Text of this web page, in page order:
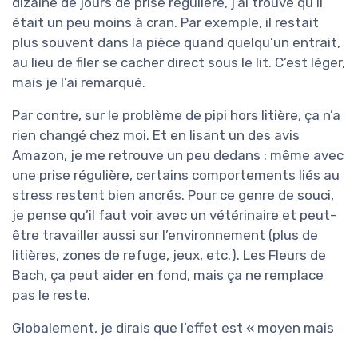
était un peu moins à cran. Par exemple, il restait
plus souvent dans la pièce quand quelqu’un entrait,
au lieu de filer se cacher direct sous le lit. C’est léger,
mais je l’ai remarqué.
Par contre, sur le problème de pipi hors litière, ça n’a
rien changé chez moi. Et en lisant un des avis
Amazon, je me retrouve un peu dedans : même avec
une prise régulière, certains comportements liés au
stress restent bien ancrés. Pour ce genre de souci,
je pense qu’il faut voir avec un vétérinaire et peut-
être travailler aussi sur l’environnement (plus de
litières, zones de refuge, jeux, etc.). Les Fleurs de
Bach, ça peut aider en fond, mais ça ne remplace
pas le reste.
Globalement, je dirais que l’effet est « moyen mais